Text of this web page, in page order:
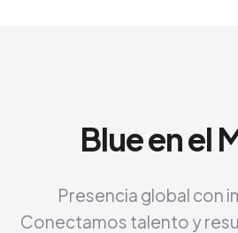
Blue en el
Presencia global con
Conectamos talento y